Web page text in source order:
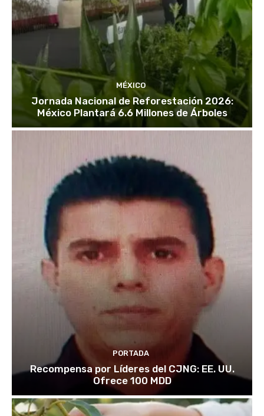
MÉXICO
Jornada Nacional de Reforestación 2026:
México Plantará 6.6 Millones de Árboles
PORTADA
Recompensa por Líderes del CJNG: EE. UU.
Ofrece 100 MDD